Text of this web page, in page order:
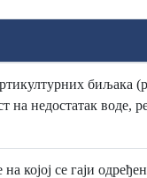
биљака
на недостатак воде,
којој се гаји